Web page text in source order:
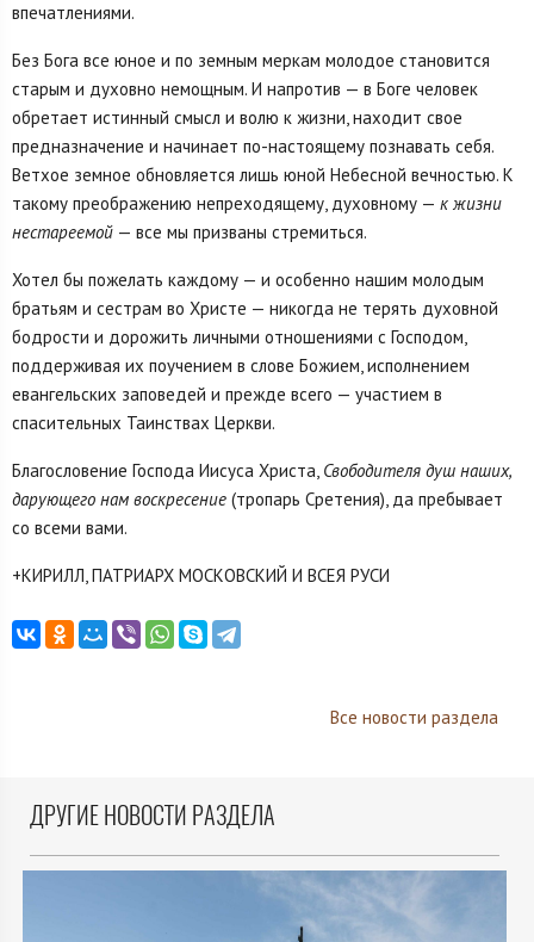
впечатлениями.
Без Бога все юное и по земным меркам молодое становится
старым и духовно немощным. И напротив — в Боге человек
обретает истинный смысл и волю к жизни, находит свое
предназначение и начинает по-настоящему познавать себя.
Ветхое земное обновляется лишь юной Небесной вечностью. К
такому преображению непреходящему, духовному — к жизни
нестареемой — все мы призваны стремиться.
Хотел бы пожелать каждому — и особенно нашим молодым
братьям и сестрам во Христе — никогда не терять духовной
бодрости и дорожить личными отношениями с Господом,
поддерживая их поучением в слове Божием, исполнением
евангельских заповедей и прежде всего — участием в
спасительных Таинствах Церкви.
Благословение Господа Иисуса Христа, Свободителя душ наших,
дарующего нам воскресение (тропарь Сретения), да пребывает
со всеми вами.
+КИРИЛЛ, ПАТРИАРХ МОСКОВСКИЙ И ВСЕЯ РУСИ
Все новости раздела
ДРУГИЕ НОВОСТИ РАЗДЕЛА